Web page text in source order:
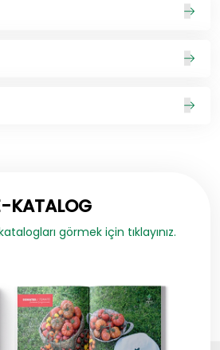
KATALOG
görmek için tıklayınız.